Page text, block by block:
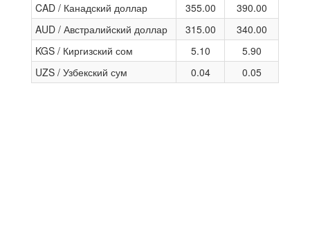
CAD / Канадский доллар
355.00
390.00
AUD / Австралийский доллар
315.00
340.00
KGS / Киргизский сом
5.10
5.90
UZS / Узбекский сум
0.04 0.05